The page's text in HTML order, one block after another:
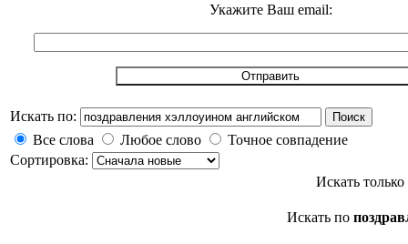
Укажите Ваш email:
Искать по: Поиск
Все слова Любое слово
Точное совпадение
Сортировка:
Искать
Искать по